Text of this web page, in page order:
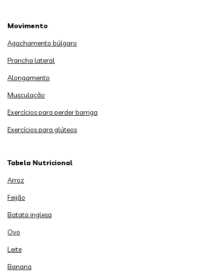
Movimento
Agachamento búlgaro
Prancha lateral
Alongamento
Musculação
Exercícios para perder barriga
Exercícios para glúteos
Tabela Nutricional
Arroz
Feijão
Batata inglesa
Ovo
Leite
Banana